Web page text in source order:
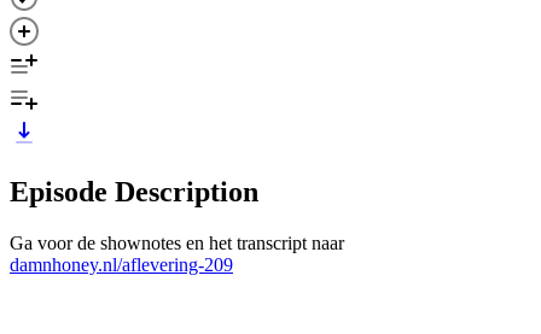
Episode Description
Ga voor de shownotes en het transcript naar
damnhoney.nl/aflevering-209